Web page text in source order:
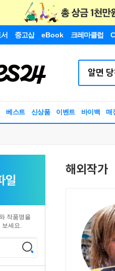
중고샵 eBook 크레마클럽
베스트 신상품 이벤트 바이백 매
일
작품명을
보세요.
해외작가